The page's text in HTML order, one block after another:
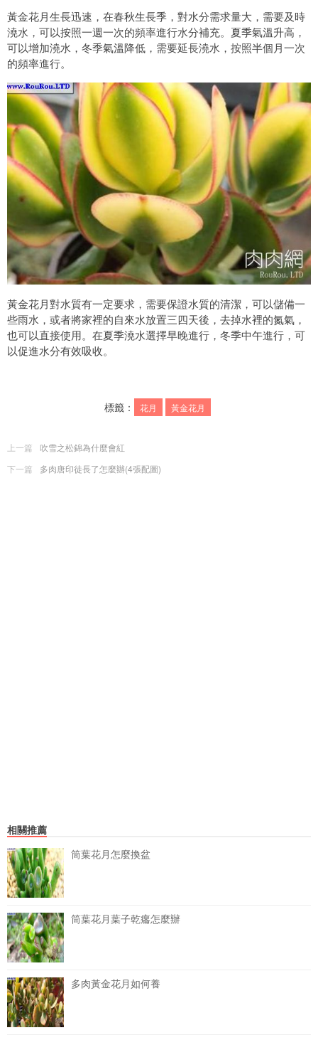
黃金花月生長迅速，在春秋生長季，對水分需求量大，需要及時
澆水，可以按照一週一次的頻率進行水分補充。夏季氣溫升高，
可以增加澆水，冬季氣溫降低，需要延長澆水，按照半個月一次
的頻率進行。
黃金花月對水質有一定要求，需要保證水質的清潔，可以儲備一
些雨水，或者將家裡的自來水放置三四天後，去掉水裡的氮氣，
也可以直接使用。在夏季澆水選擇早晚進行，冬季中午進行，可
以促進水分有效吸收。
標籤： 花月 黃金花月
上一篇
吹雪之松錦為什麼會紅
下一篇
多肉唐印徒長了怎麼辦(4張配圖)
相關推薦
筒葉花月怎麼換盆
筒葉花月葉子乾癟怎麼辦
多肉黃金花月如何養